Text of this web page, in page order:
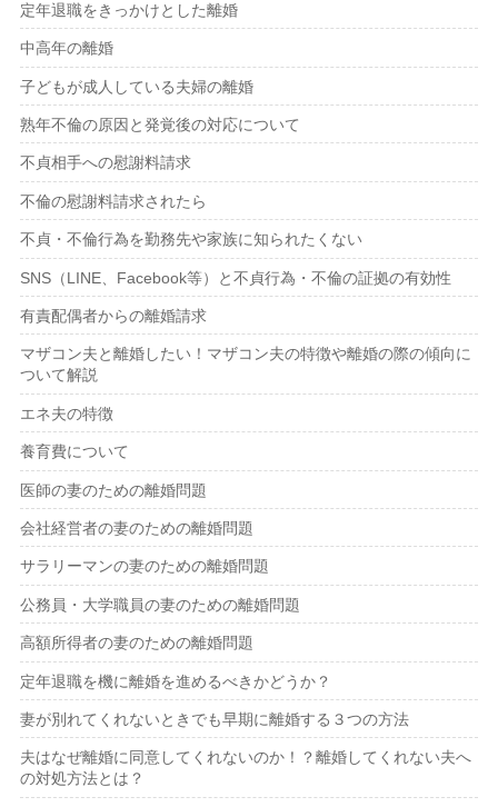
定年退職をきっかけとした離婚
中高年の離婚
子どもが成人している夫婦の離婚
熟年不倫の原因と発覚後の対応について
不貞相手への慰謝料請求
不倫の慰謝料請求されたら
不貞・不倫行為を勤務先や家族に知られたくない
SNS（LINE、Facebook等）と不貞行為・不倫の証拠の有効性
有責配偶者からの離婚請求
マザコン夫と離婚したい！マザコン夫の特徴や離婚の際の傾向に
ついて解説
エネ夫の特徴
養育費について
医師の妻のための離婚問題
会社経営者の妻のための離婚問題
サラリーマンの妻のための離婚問題
公務員・大学職員の妻のための離婚問題
高額所得者の妻のための離婚問題
定年退職を機に離婚を進めるべきかどうか？
妻が別れてくれないときでも早期に離婚する３つの方法
夫はなぜ離婚に同意してくれないのか！？離婚してくれない夫へ
の対処方法とは？